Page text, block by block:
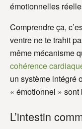
émotionnelles
Comprendre ça,
ventre ne te trahit
même mécanisme
cohérence
un système intégré
« émotionnel » sont
L’intestin